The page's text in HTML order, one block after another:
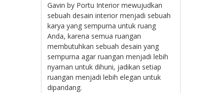
Gavin by Portu Interior mewujudkan
sebuah desain interior menjadi sebuah
karya yang sempurna untuk ruang
Anda, karena semua ruangan
membutuhkan sebuah desain yang
sempurna agar ruangan menjadi lebih
nyaman untuk dihuni, jadikan setiap
ruangan menjadi lebih elegan untuk
dipandang.